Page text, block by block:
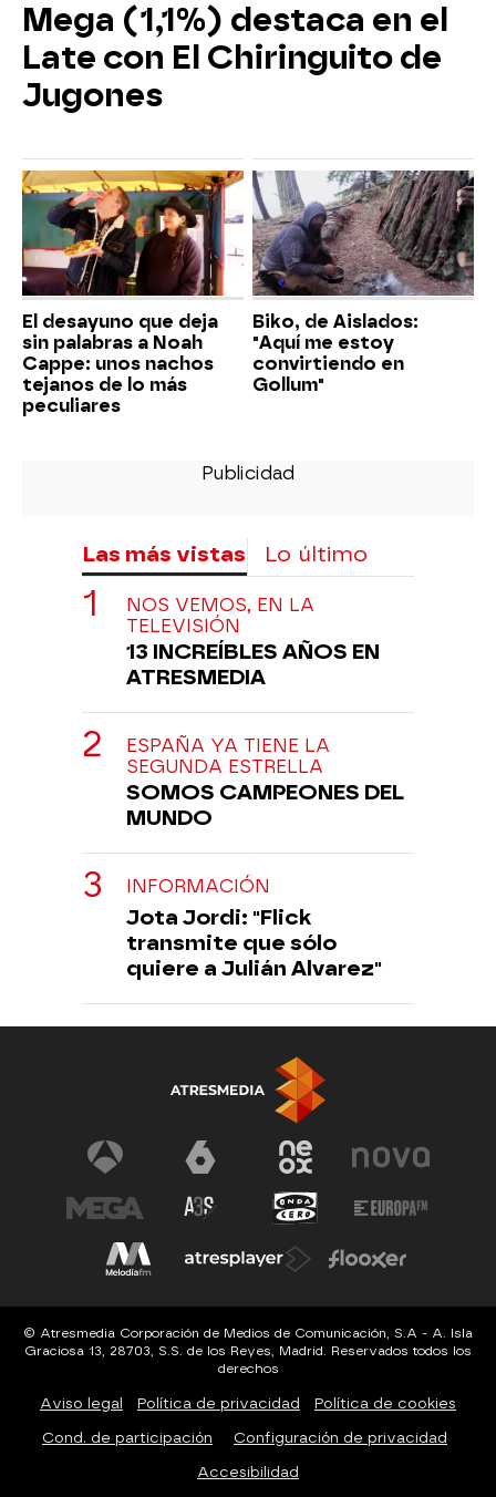
Mega (1,1%) destaca en el
Late con El Chiringuito de
Jugones
El desayuno que deja
sin palabras a Noah
Cappe: unos nachos
tejanos de lo más
peculiares
Biko, de Aislados:
"Aquí me estoy
convirtiendo en
Gollum"
Las más vistas Lo último
NOS VEMOS, EN LA
TELEVISIÓN
13 INCREÍBLES AÑOS EN
ATRESMEDIA
ESPAÑA YA TIENE LA
SEGUNDA ESTRELLA
SOMOS CAMPEONES DEL
MUNDO
INFORMACIÓN
Jota Jordi: "Flick
transmite que sólo
quiere a Julián Alvarez"
© Atresmedia Corporación de Medios de Comunicación, S.A - A. Isla
Graciosa 13, 28703, S.S. de los Reyes, Madrid. Reservados todos los
derechos
Aviso legal Política de privacidad Política de cookies
Cond. de participación Configuración de privacidad
Accesibilidad